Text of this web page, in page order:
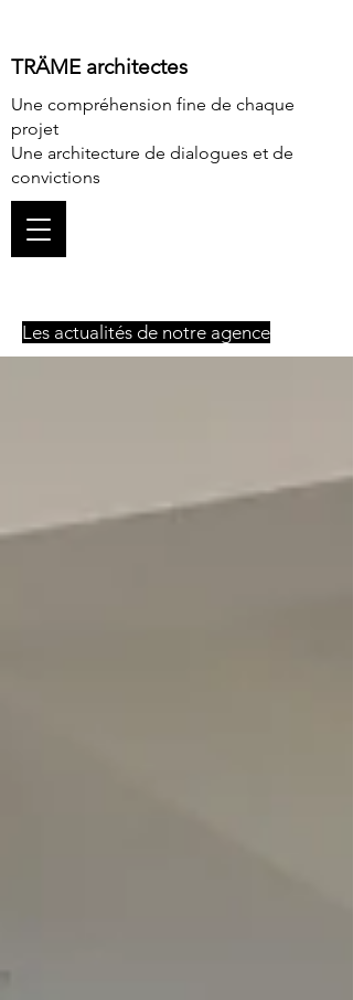
TRÄME architectes
Une compréhension fine de chaque
projet
Une architecture de dialogues et de
convictions
Les actualités de notre agence